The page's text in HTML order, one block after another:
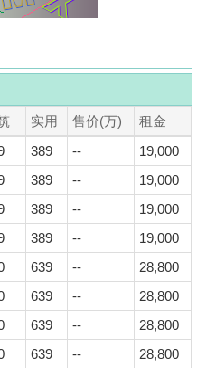
实用 售价(万)
租金
389 --
19,000
389 --
19,000
389 --
19,000
389 --
19,000
639 --
28,800
639 --
28,800
639 --
28,800
639 -- 28,800